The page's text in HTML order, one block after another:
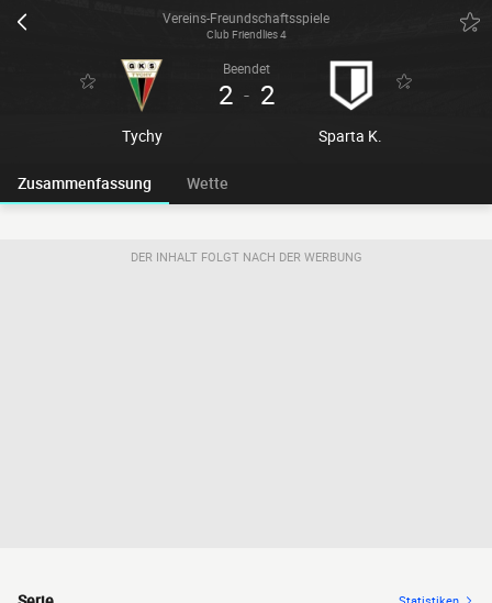
Vereins-Freundschaftsspiele
Club Friendlies 4
Tychy
Beendet
2 - 2
Sparta K.
Zusammenfassung Wette
DER INHALT FOLGT NACH DER WERBUNG